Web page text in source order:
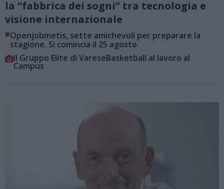
la “fabbrica dei sogni” tra tecnologia e
visione internazionale
■Openjobmetis, sette amichevoli per preparare la
stagione. Si comincia il 25 agosto
Il Gruppo Elite di VareseBasketball al lavoro al
Campus